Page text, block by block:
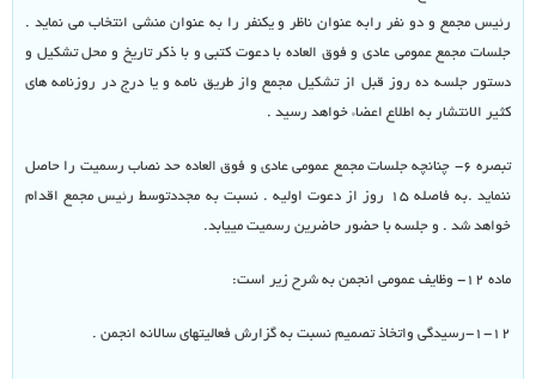
رئیس مجمع و دو نفر رابه عنوان ناظر و یکنفر را به عنوان منشی انتخاب می نماید .
جلسات مجمع عمومی عادی و فوق العاده با دعوت کتبی و با ذکر تاریخ و محل تشکیل و
دستور جلسه ده روز قبل از تشکیل مجمع واز طریق نامه و یا درج در روزنامه های
کثیر الانتشار به اطلاع اعضاء خواهد رسید .
تبصره ۶- چنانچه جلسات مجمع عمومی عادی و فوق العاده حد نصاب رسمیت را حاصل
ننماید .به فاصله ۱۵ روز از دعوت اولیه . نسبت به مجددتوسط رئیس مجمع اقدام
خواهد شد . و جلسه با حضور حاضرین رسمیت مییابد.
ماده ۱۲- وظایف عمومی انجمن به شرح زیر است:
۱-۱۲-رسیدگی واتخاذ تصمیم نسبت به گزارش فعالیتهای سالانه انجمن .